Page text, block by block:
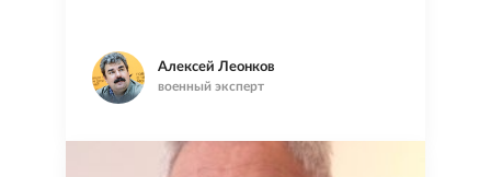
Алексей Леонков
военный эксперт